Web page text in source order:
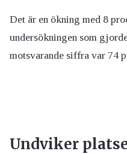
Det är en ökning med 8
undersökningen som
motsvarande siffra var 74
Undviker